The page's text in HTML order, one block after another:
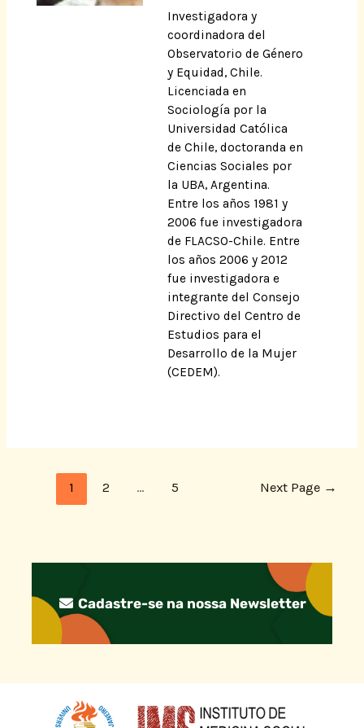
Investigadora y
coordinadora del
Observatorio de Género
y Equidad, Chile.
Licenciada en
Sociología por la
Universidad Católica
de Chile, doctoranda en
Ciencias Sociales por
la UBA, Argentina.
Entre los años 1981 y
2006 fue investigadora
de FLACSO-Chile. Entre
los años 2006 y 2012
fue investigadora e
integrante del Consejo
Directivo del Centro de
Estudios para el
Desarrollo de la Mujer
(CEDEM).
1 2 … 5 Next Page →
Cadastre-se na nossa Newsletter